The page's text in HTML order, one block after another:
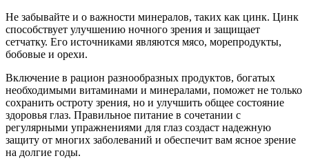
Не забывайте и о важности минералов, таких как цинк. Цинк
способствует улучшению ночного зрения и защищает
сетчатку. Его источниками являются мясо, морепродукты,
бобовые и орехи.
Включение в рацион разнообразных продуктов, богатых
необходимыми витаминами и минералами, поможет не только
сохранить остроту зрения, но и улучшить общее состояние
здоровья глаз. Правильное питание в сочетании с
регулярными упражнениями для глаз создаст надежную
защиту от многих заболеваний и обеспечит вам ясное зрение
на долгие годы.